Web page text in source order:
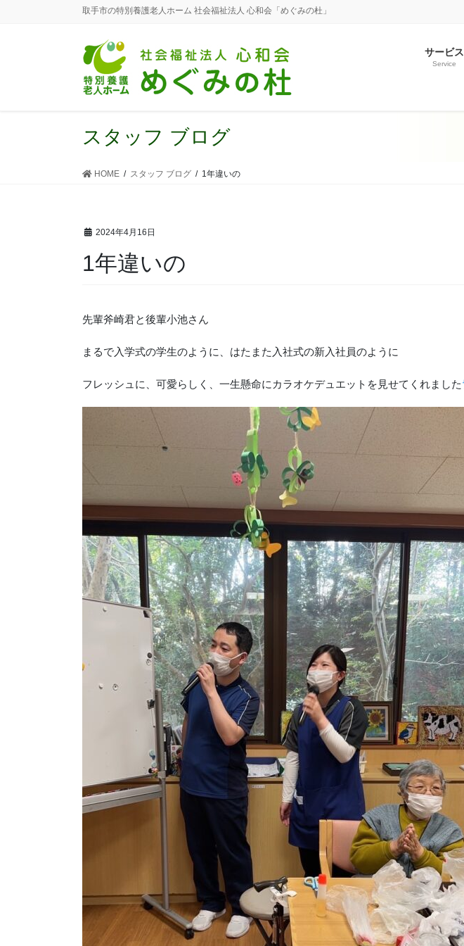
取手市の特別養護老人ホーム 社会福祉法人 心和会「めぐみの杜」
サービス
Service
スタッフ ブログ
HOME スタッフ ブログ 1年違いの
2024年4月16日
1年違いの
先輩斧崎君と後輩小池さん
まるで入学式の学生のように、はたまた入社式の新入社員のように
フレッシュに、可愛らしく、一生懸命にカラオケデュエットを見せてくれました